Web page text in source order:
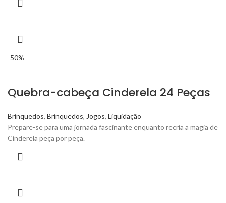
-50%
Quebra-cabeça Cinderela 24 Peças
Brinquedos, Brinquedos, Jogos, Liquidação
Prepare-se para uma jornada fascinante enquanto recria a magia de
Cinderela peça por peça.